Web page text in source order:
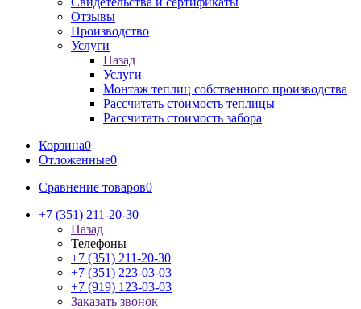
Отзывы
Производство
Услуги
Назад
Услуги
Монтаж теплиц собственного производства
Рассчитать стоимость теплицы
Рассчитать стоимость забора
Корзина0
Отложенные0
Сравнение товаров0
+7 (351) 211-20-30
Назад
Телефоны
+7 (351) 211-20-30
+7 (351) 223-03-03
+7 (919) 123-03-03
Заказать звонок